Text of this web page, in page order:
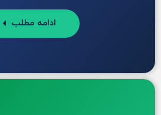
ادامه مطلب